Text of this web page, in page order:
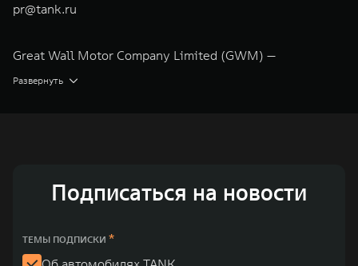
pr@tank.ru
Great Wall Motor Company Limited (GWM) —
глобальный производитель внедорожников,
2011 годах соответственно. Сфера деятельности
исследования и разработки, производство, продажу и
обслуживание автомобилей и запчастей. Значительная
Развернуть
Подписаться на новости
ТЕМЫ ПОДПИСКИ *